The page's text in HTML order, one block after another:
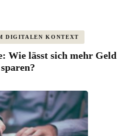
DIGITALEN KONTEXT
Wie lässt sich mehr Geld
sparen?